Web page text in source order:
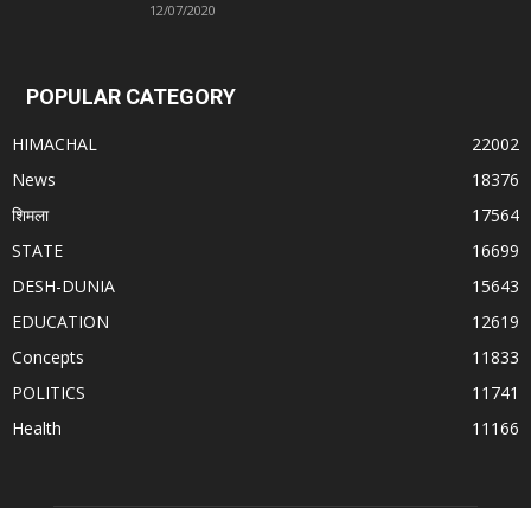
12/07/2020
POPULAR CATEGORY
HIMACHAL
22002
News
18376
शिमला
17564
STATE
16699
DESH-DUNIA
15643
EDUCATION
12619
Concepts
11833
POLITICS
11741
Health
11166